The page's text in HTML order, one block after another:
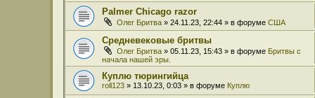
Palmer Chicago razor
Олег Бритва » 24.11.23, 22:44 » в форуме США
Средневековые бритвы
Олег Бритва » 05.11.23, 15:43 » в форуме Бритвы с
начала нашей эры.
Куплю тюрингийца
roll123 » 13.10.23, 0:03 » в форуме Куплю